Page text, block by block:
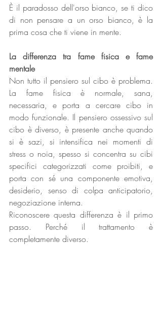
È il paradosso dell'orso bianco, se ti dico
di non pensare a un orso bianco, è la
prima cosa che ti viene in mente.
La differenza tra fame fisica e fame
mentale
Non tutto il pensiero sul cibo è problema.
La fame fisica è normale, sana,
necessaria, e porta a cercare cibo in
modo funzionale. Il pensiero ossessivo sul
cibo è diverso, è presente anche quando
si è sazi, si intensifica nei momenti di
stress o noia, spesso si concentra su cibi
specifici categorizzati come proibiti, e
porta con sé una componente emotiva,
desiderio, senso di colpa anticipatorio,
negoziazione interna.
Riconoscere questa differenza è il primo
passo. Perché il trattamento è
completamente diverso.